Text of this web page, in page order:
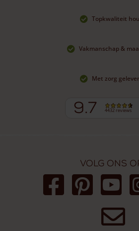
Topkwaliteit
Vakmanschap &
Met zorg
9.7 4432 reviews
Volg ons